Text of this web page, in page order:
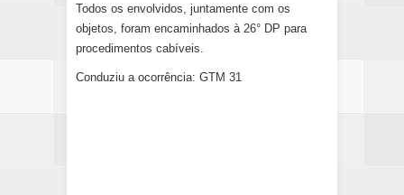
Todos os envolvidos, juntamente com os
objetos, foram encaminhados à 26° DP para
procedimentos cabíveis.
Conduziu a ocorrência: GTM 31